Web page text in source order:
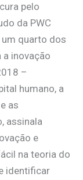
pelo
da PWC
um quarto dos
a inovação
–
humano, a
as
assinala
e
na teoria do
identificar